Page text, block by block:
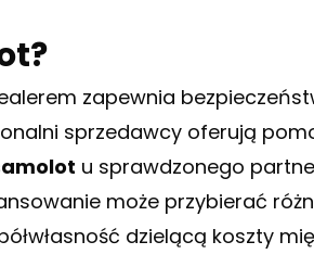
zapewnia
sprzedawcy oferują
u sprawdzonego
może przybierać
dzielącą koszty